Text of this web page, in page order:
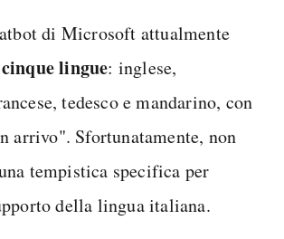
di Microsoft attualmente
lingue: inglese,
tedesco e mandarino, con
arrivo". Sfortunatamente, non
tempistica specifica per
della lingua italiana.